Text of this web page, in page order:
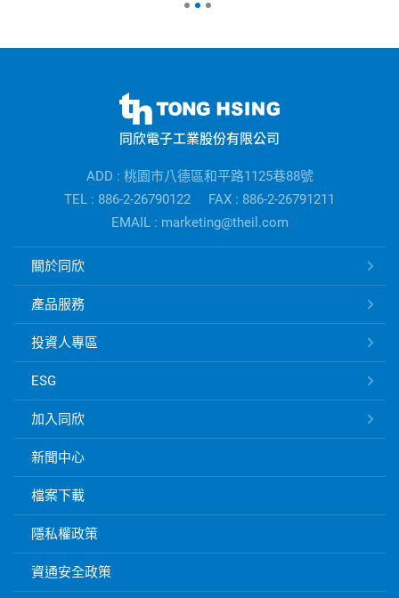
訊
同欣電子工業股份有限公司
ADD : 桃園市八德區和平路1125巷88號
TEL : 886-2-26790122
FAX : 886-2-26791211
EMAIL : marketing@theil.com
子
速
結
關於同欣
產品服務
投資人專區
ESG
加入同欣
新聞中心
檔案下載
隱私權政策
資通安全政策